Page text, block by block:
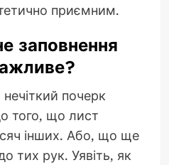
приємним.
заповнення
почерк
того, що лист
інших. Або, що ще
тих рук. Уявіть, як